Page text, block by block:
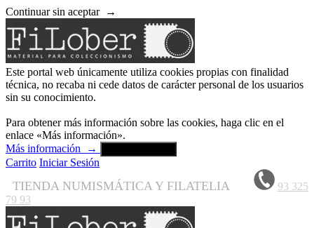
Continuar sin aceptar →
Este portal web únicamente utiliza cookies propias con finalidad
técnica, no recaba ni cede datos de carácter personal de los usuarios
sin su conocimiento.
Para obtener más información sobre las cookies, haga clic en el
enlace «Más información».
Más información
→
Carrito Iniciar Sesión
TIENDA NUMISMÁTICA Y FILATELIA
93 325
79 93